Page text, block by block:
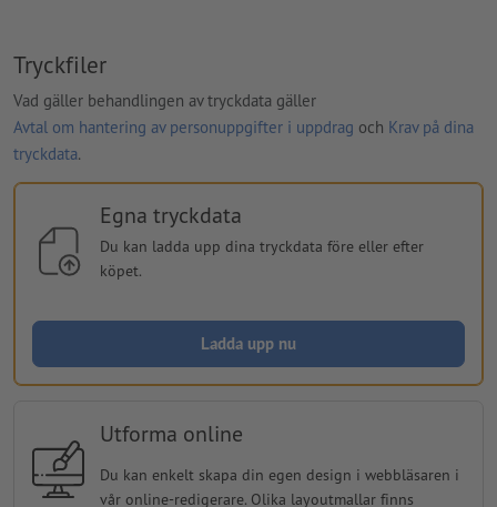
Tryckfiler
Vad gäller behandlingen av tryckdata gäller
Avtal om hantering av personuppgifter i uppdrag och Krav på dina
tryckdata.
Egna tryckdata
Du kan ladda upp dina tryckdata före eller efter
köpet.
Ladda upp nu
Utforma online
Du kan enkelt skapa din egen design i webbläsaren i
vår online-redigerare. Olika layoutmallar finns